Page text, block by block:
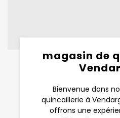
magasin de
Bienvenue dans
quincaillerie à
offrons une